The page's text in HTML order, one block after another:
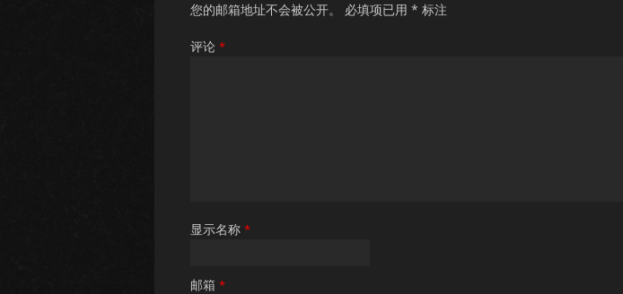
您的邮箱地址不会被公开。 必填项已用 * 标注
评论 *
显示名称 *
邮箱 *